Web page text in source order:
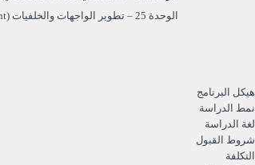
الوحدة 25 – تطوير الواجهات والخلفيات (Full Stack Development)
هيكل البرنامج
نمط الدراسة
لغة الدراسة
شروط القبول
التكلفة